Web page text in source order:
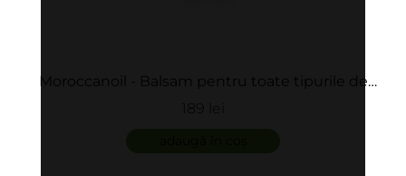
Moroccanoil - Balsam pentru toate tipurile de
189 lei